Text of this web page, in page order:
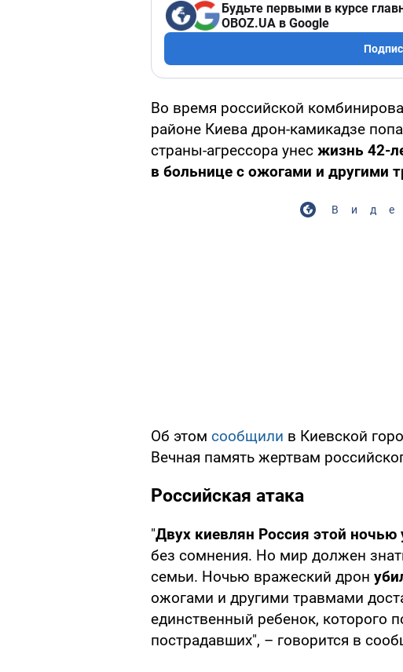
Будьте первыми в курсе
OBOZ.UA в Google
Во время российской
районе Киева дрон-камикадзе
страны-агрессора унес жизнь 42-
в больнице с ожогами и другими
Об этом сообщили в Киевской
Вечная память жертвам
Российская атака
"Двух киевлян Россия этой ночью
без сомнения. Но мир должен
семьи. Ночью вражеский дрон
ожогами и другими травмами
единственный ребенок, которого
пострадавших", – говорится в